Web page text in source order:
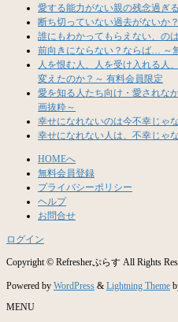
愛する能力がない親の残念過ぎ
断ち切っていない過去がないか
誰にもわかってもらえない、の
前向きにならない？ならば… ～
人を恨む人、人を受け入れる人
変えたのか？～ 有料会員限定
愛を知る人たち向け・愛されな
画抜粋～
幸せになれないのは今不幸じゃ
幸せになれない人は、不幸じゃ
HOMEへ
無料会員登録
プライバシーポリシー
ヘルプ
お問合せ
ログイン
Copyright © Refresherぷらす All Rights
Powered by WordPress & Lightning Theme
MENU